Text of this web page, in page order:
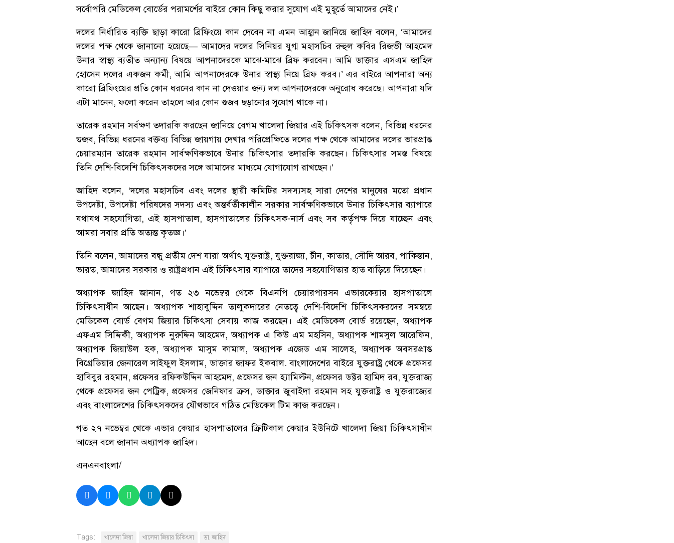
সর্বোপরি মেডিকেল বোর্ডের পরামর্শের বাইরে কোন কিছু করার সুযোগ এই মুহূর্তে আমাদের নেই।’
দলের নির্ধারিত ব্যক্তি ছাড়া কারো ব্রিফিংয়ে কান দেবেন না এমন আহ্বান জানিয়ে জাহিদ বলেন, ‘আমাদের
দলের পক্ষ থেকে জানানো হয়েছে— আমাদের দলের সিনিয়র যুগ্ম মহাসচিব রুহুল কবির রিজভী আহমেদ
উনার স্বাস্থ্য ব্যতীত অন্যান্য বিষয়ে আপনাদেরকে মাঝে-মাঝে ব্রিফ করবেন। আমি ডাক্তার এসএম জাহিদ
হোসেন দলের একজন কর্মী, আমি আপনাদেরকে উনার স্বাস্থ্য নিয়ে ব্রিফ করব।’ এর বাইরে আপনারা অন্য
কারো ব্রিফিংয়ের প্রতি কোন ধরনের কান না দেওয়ার জন্য দল আপনাদেরকে অনুরোধ করেছে। আপনারা যদি
এটা মানেন, ফলো করেন তাহলে আর কোন গুজব ছড়ানোর সুযোগ থাকে না।
তারেক রহমান সর্বক্ষণ তদারকি করছেন জানিয়ে বেগম খালেদা জিয়ার এই চিকিৎসক বলেন, বিভিন্ন ধরনের
গুজব, বিভিন্ন ধরনের বক্তব্য বিভিন্ন জায়গায় দেখার পরিপ্রেক্ষিতে দলের পক্ষ থেকে আমাদের দলের ভারপ্রাপ্ত
চেয়ারম্যান তারেক রহমান সার্বক্ষণিকভাবে উনার চিকিৎসার তদারকি করছেন। চিকিৎসার সমস্ত বিষয়ে
তিনি দেশি-বিদেশি চিকিৎসকদের সঙ্গে আমাদের মাধ্যমে যোগাযোগ রাখছেন।’
জাহিদ বলেন, ‘দলের মহাসচিব এবং দলের স্থায়ী কমিটির সদস্যসহ সারা দেশের মানুষের মতো প্রধান
উপদেষ্টা, উপদেষ্টা পরিষদের সদস্য এবং অন্তর্বর্তীকালীন সরকার সার্বক্ষণিকভাবে উনার চিকিৎসার ব্যাপারে
যথাযথ সহযোগিতা, এই হাসপাতাল, হাসপাতালের চিকিৎসক-নার্স এবং সব কর্তৃপক্ষ দিয়ে যাচ্ছেন এবং
আমরা সবার প্রতি অত্যন্ত কৃতজ্ঞ।’
তিনি বলেন, আমাদের বন্ধু প্রতীম দেশ যারা অর্থাৎ যুক্তরাষ্ট্র, যুক্তরাজ্য, চীন, কাতার, সৌদি আরব, পাকিস্তান,
ভারত, আমাদের সরকার ও রাষ্ট্রপ্রধান এই চিকিৎসার ব্যাপারে তাদের সহযোগিতার হাত বাড়িয়ে দিয়েছেন।
অধ্যাপক জাহিদ জানান, গত ২৩ নভেম্বর থেকে বিএনপি চেয়ারপারসন এভারকেয়ার হাসপাতালে
চিকিৎসাধীন আছেন। অধ্যাপক শাহাবুদ্দিন তালুকদারের নেতত্বে দেশি-বিদেশি চিকিৎসকরদের সমন্বয়ে
মেডিকেল বোর্ড বেগম জিয়ার চিকিৎসা সেবায় কাজ করছেন। এই মেডিকেল বোর্ড রয়েছেন, অধ্যাপক
এফএম সিদ্দিকী, অধ্যাপক নুরুদ্দিন আহমেদ, অধ্যাপক এ কিউ এম মহসিন, অধ্যাপক শামসুল আরেফিন,
অধ্যাপক জিয়াউল হক, অধ্যাপক মাসুম কামাল, অধ্যাপক এজেড এম সালেহ, অধ্যাপক অবসরপ্রাপ্ত
বিগ্রেডিয়ার জেনারেল সাইফুল ইসলাম, ডাক্তার জাফর ইকবাল. বাংলাদেশের বাইরে যুক্তরাষ্ট্র থেকে প্রফেসর
হাবিবুর রহমান, প্রফেসর রফিকউদ্দিন আহমেদ, প্রফেসর জন হ্যামিল্টন, প্রফেসর ডক্টর হামিদ রব, যুক্তরাজ্য
থেকে প্রফেসর জন পেট্রিক, প্রফেসর জেনিফার ক্রস, ডাক্তার জুবাইদা রহমান সহ যুক্তরাষ্ট্র ও যুক্তরাজ্যের
এবং বাংলাদেশের চিকিৎসকদের যৌথভাবে গঠিত মেডিকেল টিম কাজ করছেন।
গত ২৭ নভেম্বর থেকে এভার কেয়ার হাসপাতালের ক্রিটিকাল কেয়ার ইউনিটে খালেদা জিয়া চিকিৎসাধীন
আছেন বলে জানান অধ্যাপক জাহিদ।
এনএনবাংলা/
Tags: খালেদা জিয়া খালেদা জিয়ার চিকিৎসা ডা. জাহিদ